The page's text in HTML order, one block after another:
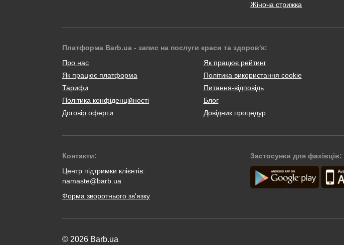
Жіноча стрижка
Платформа Barb.ua - запис на послуги краси та здоров'я:
Про нас
Як працює платформа
Тарифи
Політика конфіденційності
Договір оферти
Як працює рейтинг
Політика використання cookie
Питання-відповідь
Блог
Довідник процедур
Контакти:
Центр підтримки клієнтів:
namaste@barb.ua
Форма зворотнього зв'язку
Застосунки для фахівців:
© 2026 Barb.ua